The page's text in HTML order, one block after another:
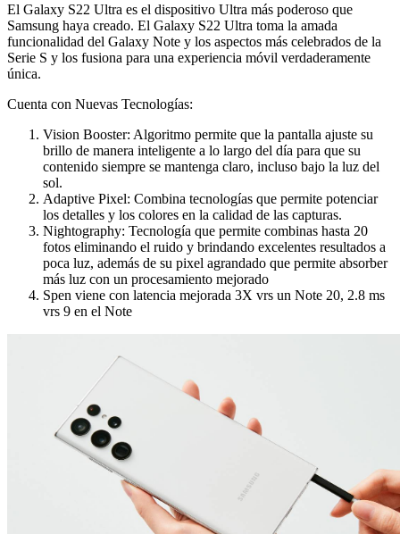
El Galaxy S22 Ultra es el dispositivo Ultra más poderoso que
Samsung haya creado. El Galaxy S22 Ultra toma la amada
funcionalidad del Galaxy Note y los aspectos más celebrados de la
Serie S y los fusiona para una experiencia móvil verdaderamente
única.
Cuenta con Nuevas Tecnologías:
Vision Booster: Algoritmo permite que la pantalla ajuste su
brillo de manera inteligente a lo largo del día para que su
contenido siempre se mantenga claro, incluso bajo la luz del
sol.
Adaptive Pixel: Combina tecnologías que permite potenciar
los detalles y los colores en la calidad de las capturas.
Nightography: Tecnología que permite combinas hasta 20
fotos eliminando el ruido y brindando excelentes resultados a
poca luz, además de su pixel agrandado que permite absorber
más luz con un procesamiento mejorado
Spen viene con latencia mejorada 3X vrs un Note 20, 2.8 ms
vrs 9 en el Note